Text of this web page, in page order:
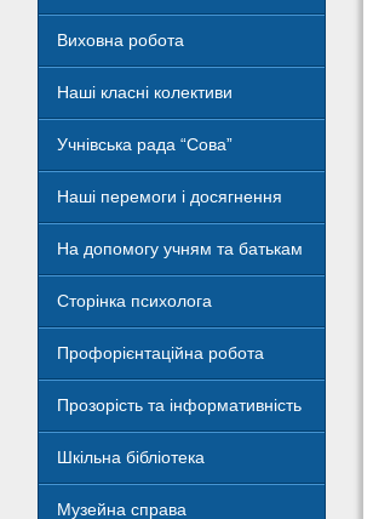
Виховна робота
Наші класні колективи
Учнівська рада “Сова”
Наші перемоги і досягнення
На допомогу учням та батькам
Сторінка психолога
Профорієнтаційна робота
Прозорість та інформативність
Шкільна бібліотека
Музейна справа